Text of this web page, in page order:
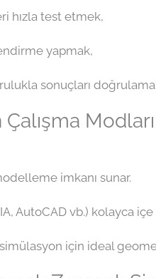
hızla test etmek,
yapmak,
sonuçları
Modları
imkanı sunar.
AutoCAD vb.) kolayca içe
için ideal